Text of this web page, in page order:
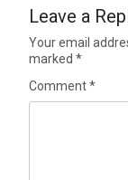
Leave a
Your email
marked*
Comment*